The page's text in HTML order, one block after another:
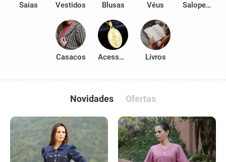
Saias Vestidos Blusas Véus Salopetes
Casacos Acessórios Livros
Novidades Ofertas